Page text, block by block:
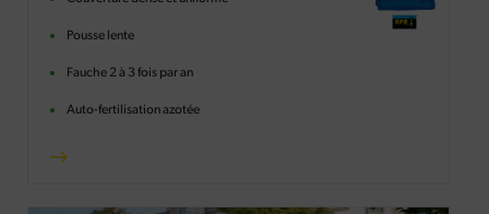
Pousse lente
Fauche 2 à 3 fois par an
Auto-fertilisation azotée